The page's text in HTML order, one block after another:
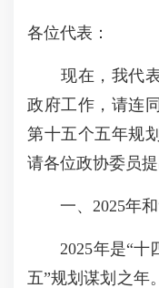
各位代表：
现在，我代表
政府工作，请连
第十五个五年规
请各位政协委员提
一、2025年和
2025年是“十四
五”规划谋划之年